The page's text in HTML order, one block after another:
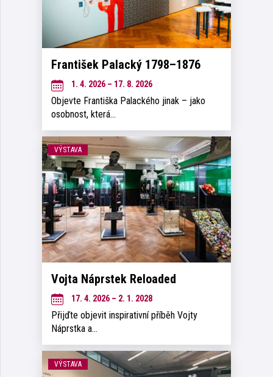
František Palacký 1798–1876
1. 4. 2026 – 17. 8. 2026
Objevte Františka Palackého jinak – jako
osobnost, která…
VÝSTAVA
Vojta Náprstek Reloaded
17. 4. 2026 – 2. 1. 2028
Přijďte objevit inspirativní příběh Vojty
Náprstka a…
VÝSTAVA